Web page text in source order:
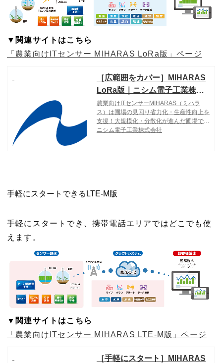
▼関連サイトはこちら
「農業向けITセンサー MIHARAS LoRa版」ページ
［広範囲をカバー］MIHARAS
LoRa版｜ニシム電子工業株式
会社
農業向けITセンサーMIHARAS（ミハラ
ス）は圃場の見回り省力化・生産性向上を
支援！大規模化・分散化が進んだ圃場でも
手元で環境データの監視が可能です。MIH
ニシム電子工業株式会社
手軽にスタートできるLTE-M版
手軽にスタートでき、携帯電話エリアではどこでも使
えます。
▼関連サイトはこちら
「農業向けITセンサー MIHARAS LTE-M版」ページ
［手軽にスタート］MIHARAS